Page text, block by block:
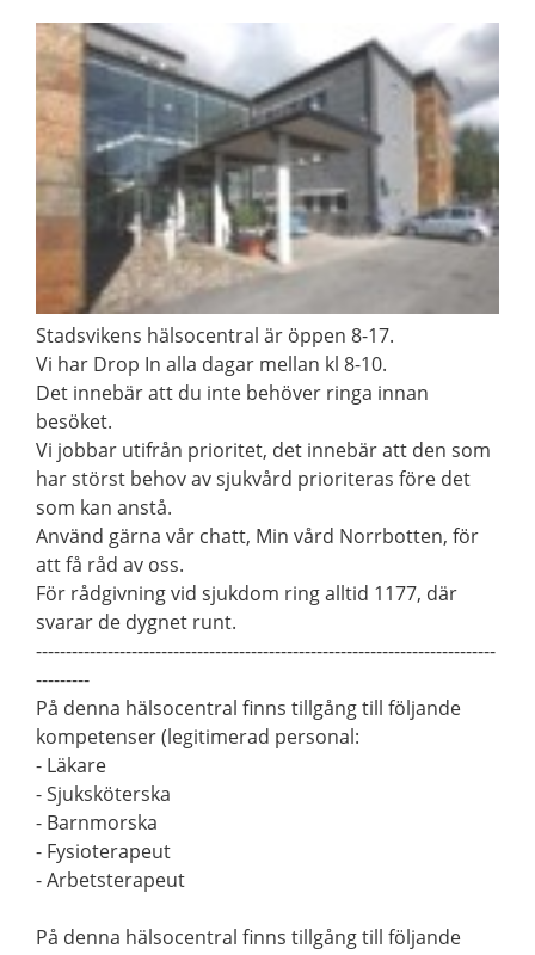
Stadsvikens hälsocentral är öppen 8-17.
Vi har Drop In alla dagar mellan kl 8-10.
Det innebär att du inte behöver ringa innan
besöket.
Vi jobbar utifrån prioritet, det innebär att den som
har störst behov av sjukvård prioriteras före det
som kan anstå.
Använd gärna vår chatt, Min vård Norrbotten, för
att få råd av oss.
För rådgivning vid sjukdom ring alltid 1177, där
svarar de dygnet runt.
-----------------------------------------------------------------------------
---------
På denna hälsocentral finns tillgång till följande
kompetenser (legitimerad personal:
- Läkare
- Sjuksköterska
- Barnmorska
- Fysioterapeut
- Arbetsterapeut
På denna hälsocentral finns tillgång till följande